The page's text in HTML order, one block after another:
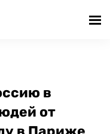
в
от